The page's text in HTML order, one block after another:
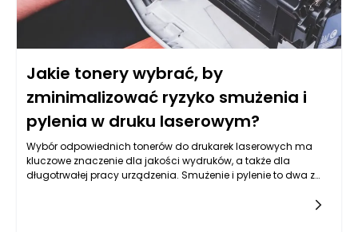
Jakie tonery wybrać, by
zminimalizować ryzyko smużenia i
pylenia w druku laserowym?
Wybór odpowiednich tonerów do drukarek laserowych ma
kluczowe znaczenie dla jakości wydruków, a także dla
długotrwałej pracy urządzenia. Smużenie i pylenie to dwa z